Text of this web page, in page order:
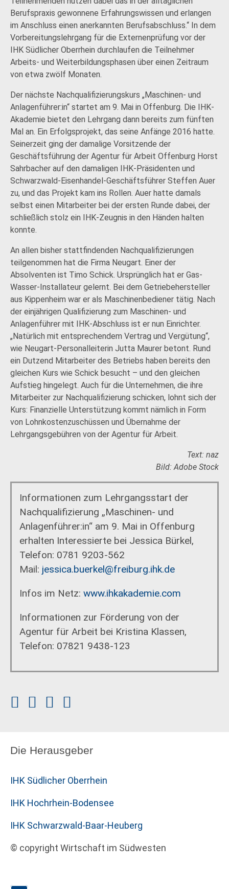
Berufspraxis gewonnene Erfahrungswissen und erlangen
im Anschluss einen anerkannten Berufsabschluss.“ In dem
Vorbereitungslehrgang für die Externenprüfung vor der
IHK Südlicher Oberrhein durchlaufen die Teilnehmer
Arbeits- und Weiterbildungsphasen über einen Zeitraum
von etwa zwölf Monaten.
Der nächste Nachqualifizierungskurs „Maschinen- und
Anlagenführer:in“ startet am 9. Mai in Offenburg. Die IHK-
Akademie bietet den Lehrgang dann bereits zum fünften
Mal an. Ein Erfolgsprojekt, das seine Anfänge 2016 hatte.
Seinerzeit ging der damalige Vorsitzende der
Geschäftsführung der Agentur für Arbeit Offenburg Horst
Sahrbacher auf den damaligen IHK-Präsidenten und
Schwarzwald-Eisenhandel-Geschäftsführer Steffen Auer
zu, und das Projekt kam ins Rollen. Auer hatte damals
selbst einen Mitarbeiter bei der ersten Runde dabei, der
schließlich stolz ein IHK-Zeugnis in den Händen halten
konnte.
An allen bisher stattfindenden Nachqualifizierungen
teilgenommen hat die Firma Neugart. Einer der
Absolventen ist Timo Schick. Ursprünglich hat er Gas-
Wasser-Installateur gelernt. Bei dem Getriebehersteller
aus Kippenheim war er als Maschinenbediener tätig. Nach
der einjährigen Qualifizierung zum Maschinen- und
Anlagenführer mit IHK-Abschluss ist er nun Einrichter.
„Natürlich mit entsprechendem Vertrag und Vergütung“,
wie Neugart-Personalleiterin Jutta Maurer betont. Rund
ein Dutzend Mitarbeiter des Betriebs haben bereits den
gleichen Kurs wie Schick besucht – und den gleichen
Aufstieg hingelegt. Auch für die Unternehmen, die ihre
Mitarbeiter zur Nachqualifizierung schicken, lohnt sich der
Kurs: Finanzielle Unterstützung kommt nämlich in Form
von Lohnkostenzuschüssen und Übernahme der
Lehrgangsgebühren von der Agentur für Arbeit.
Text: naz
Bild: Adobe Stock
Informationen zum Lehrgangsstart der
Nachqualifizierung „Maschinen- und
Anlagenführer:in“ am 9. Mai in Offenburg
erhalten Interessierte bei Jessica Bürkel,
Telefon: 0781 9203-562
Mail: jessica.buerkel@freiburg.ihk.de
Infos im Netz: www.ihkakademie.com
Informationen zur Förderung von der
Agentur für Arbeit bei Kristina Klassen,
Telefon: 07821 9438-123
Die Herausgeber
IHK Südlicher Oberrhein
IHK Hochrhein-Bodensee
IHK Schwarzwald-Baar-Heuberg
© copyright Wirtschaft im Südwesten